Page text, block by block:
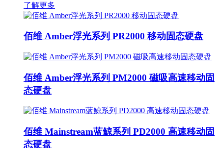
了解更多
佰维 Amber浮光系列 PR2000 移动固态硬盘
佰维 Amber浮光系列 PM2000 磁吸高速移动固
态硬盘
佰维 Mainstream蓝鲸系列 PD2000 高速移动固
态硬盘